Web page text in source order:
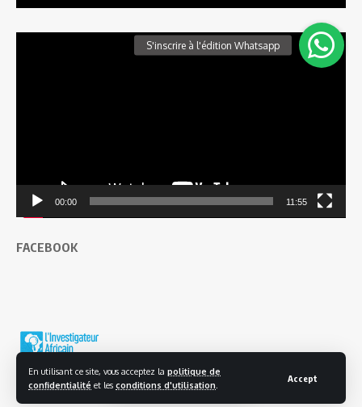
En utilisant ce site, vous acceptez la politique de
confidentialité et les conditions d'utilisation
Accept
00:00 11:55
FACEBOOK
© 2025 L'investigateur Africain | Tous droits réservés